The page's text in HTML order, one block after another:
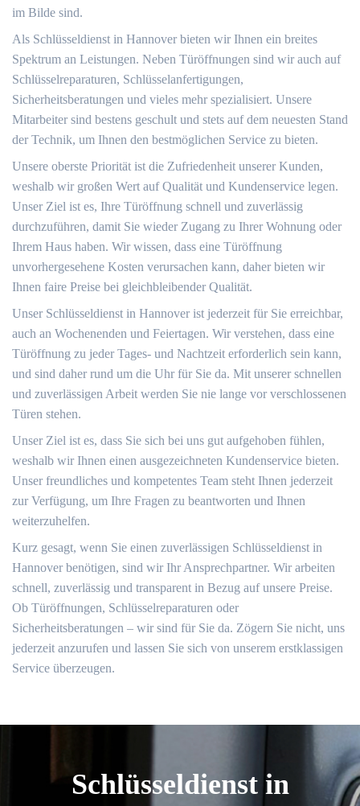
im Bilde sind.
Als Schlüsseldienst in Hannover bieten wir Ihnen ein breites
Spektrum an Leistungen. Neben Türöffnungen sind wir auch auf
Schlüsselreparaturen, Schlüsselanfertigungen,
Sicherheitsberatungen und vieles mehr spezialisiert. Unsere
Mitarbeiter sind bestens geschult und stets auf dem neuesten Stand
der Technik, um Ihnen den bestmöglichen Service zu bieten.
Unsere oberste Priorität ist die Zufriedenheit unserer Kunden,
weshalb wir großen Wert auf Qualität und Kundenservice legen.
Unser Ziel ist es, Ihre Türöffnung schnell und zuverlässig
durchzuführen, damit Sie wieder Zugang zu Ihrer Wohnung oder
Ihrem Haus haben. Wir wissen, dass eine Türöffnung
unvorhergesehene Kosten verursachen kann, daher bieten wir
Ihnen faire Preise bei gleichbleibender Qualität.
Unser Schlüsseldienst in Hannover ist jederzeit für Sie erreichbar,
auch an Wochenenden und Feiertagen. Wir verstehen, dass eine
Türöffnung zu jeder Tages- und Nachtzeit erforderlich sein kann,
und sind daher rund um die Uhr für Sie da. Mit unserer schnellen
und zuverlässigen Arbeit werden Sie nie lange vor verschlossenen
Türen stehen.
Unser Ziel ist es, dass Sie sich bei uns gut aufgehoben fühlen,
weshalb wir Ihnen einen ausgezeichneten Kundenservice bieten.
Unser freundliches und kompetentes Team steht Ihnen jederzeit
zur Verfügung, um Ihre Fragen zu beantworten und Ihnen
weiterzuhelfen.
Kurz gesagt, wenn Sie einen zuverlässigen Schlüsseldienst in
Hannover benötigen, sind wir Ihr Ansprechpartner. Wir arbeiten
schnell, zuverlässig und transparent in Bezug auf unsere Preise.
Ob Türöffnungen, Schlüsselreparaturen oder
Sicherheitsberatungen – wir sind für Sie da. Zögern Sie nicht, uns
jederzeit anzurufen und lassen Sie sich von unserem erstklassigen
Service überzeugen.
Schlüsseldienst in